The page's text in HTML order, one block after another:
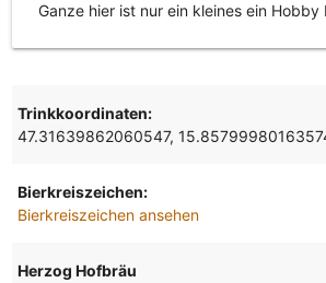
Ganze hier ist nur ein kleines ein Hobby
Trinkkoordinaten:
47.31639862060547,
Bierkreiszeichen:
Bierkreiszeichen ansehen
Herzog Hofbräu